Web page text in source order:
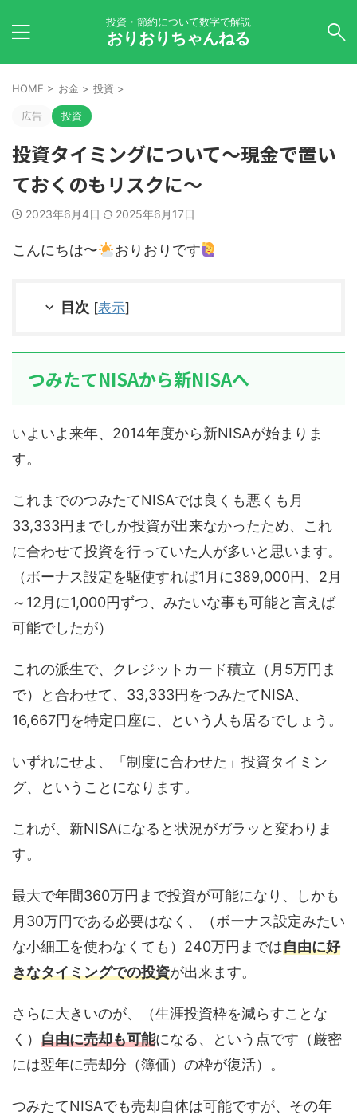
投資・節約について数字で解説
おりおりちゃんねる
HOME > お金 > 投資 >
広告 投資
投資タイミングについて～現金で置い
ておくのもリスクに～
2023年6月4日 2025年6月17日
こんにちは〜 おりおりです
目次 [表示]
つみたてNISAから新NISAへ
いよいよ来年、2014年度から新NISAが始まりま
す。
これまでのつみたてNISAでは良くも悪くも月
33,333円までしか投資が出来なかったため、これ
に合わせて投資を行っていた人が多いと思います。
（ボーナス設定を駆使すれば1月に389,000円、2月
～12月に1,000円ずつ、みたいな事も可能と言えば
可能でしたが）
これの派生で、クレジットカード積立（月5万円ま
で）と合わせて、33,333円をつみたてNISA、
16,667円を特定口座に、という人も居るでしょう。
いずれにせよ、「制度に合わせた」投資タイミン
グ、ということになります。
これが、新NISAになると状況がガラッと変わりま
す。
最大で年間360万円まで投資が可能になり、しかも
月30万円である必要はなく、（ボーナス設定みたい
な小細工を使わなくても）240万円までは自由に好
きなタイミングでの投資が出来ます。
さらに大きいのが、（生涯投資枠を減らすことな
く） 自由に売却も可能になる、という点です（厳密
には翌年に売却分（簿価）の枠が復活）。
つみたてNISAでも売却自体は可能ですが、その年